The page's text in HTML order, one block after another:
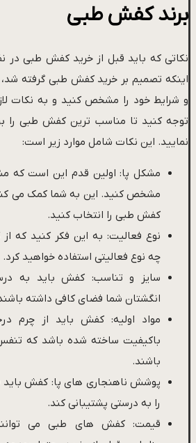
برند کفش طبی
نکاتی که باید قبل از خرید کفش طبی در
اینکه تصمیم بر خرید کفش طبی گرفته
و شرایط خود را مشخص کنید و به نکات
توجه کنید تا مناسب ترین کفش طبی را
نمایید. این نکات شامل موارد زیر است:
مشکل پا: اولین قدم این است که
مشخص کنید. این به شما کمک می
کفش طبی را انتخاب کنید.
نوع فعالیت: به این فکر کنید که
چه نوع فعالیتی استفاده خواهید کرد.
سایز و تناسب: کفش باید به
انگشتان شما فضای کافی داشته
مواد اولیه: کفش باید از چرم
باکیفیت ساخته شده باشد که
باشند.
پوشش ناهنجاری های پا: کفش باید
را به درستی پشتیبانی کند.
قیمت: کفش های طبی می توانند